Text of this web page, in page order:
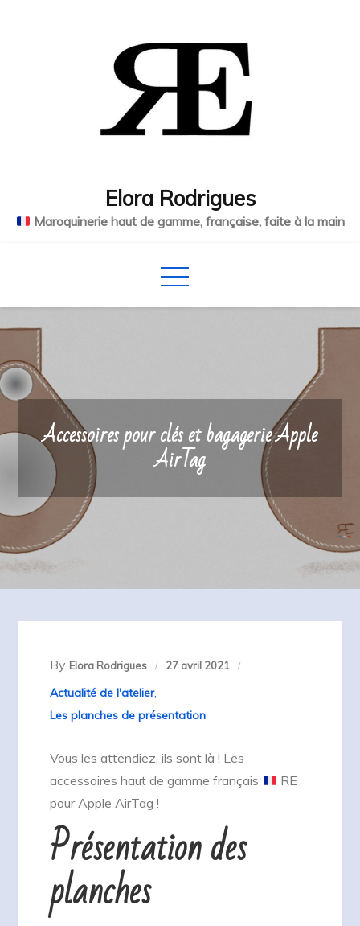
Elora Rodrigues
Maroquinerie haut de gamme, française, faite à la main
Accessoires pour clés et bagagerie Apple
AirTag
By Elora Rodrigues 27 avril 2021
Actualité de l'atelier,
Les planches de présentation
Vous les attendiez, ils sont là ! Les
accessoires haut de gamme français
RE
pour Apple AirTag !
Présentation des
planches